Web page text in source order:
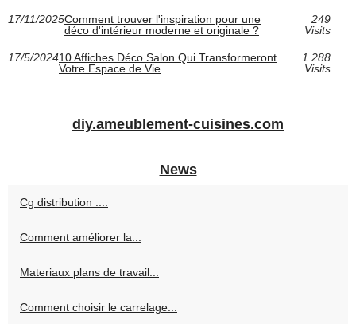
17/11/2025Comment trouver l'inspiration pour une
déco d'intérieur moderne et originale ?
249
Visits
17/5/202410 Affiches Déco Salon Qui Transformeront
Votre Espace de Vie
1 288
Visits
diy.ameublement-cuisines.com
News
Cg distribution :...
Comment améliorer la...
Materiaux plans de travail...
Comment choisir le carrelage...